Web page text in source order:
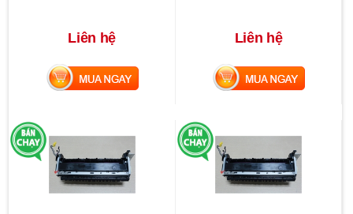
Liên hệ
MUA NGAY
Liên hệ
MUA NGAY